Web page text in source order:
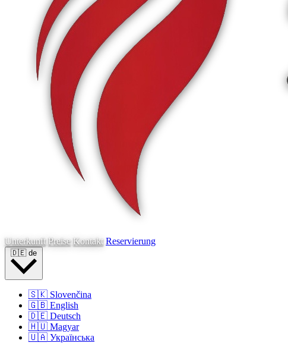
Unterkunft Preise Kontakt Reservierung
🇩🇪 de
🇸🇰 Slovenčina
🇬🇧 English
🇩🇪 Deutsch
🇭🇺 Magyar
🇺🇦 Українська